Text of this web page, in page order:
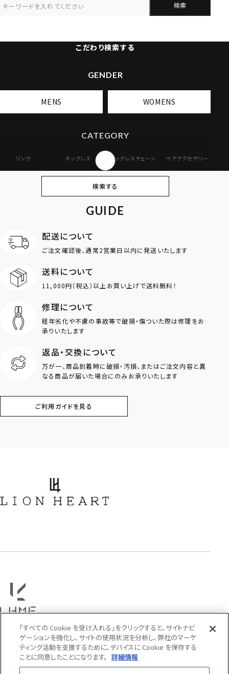
検索
こだわり検索する
GENDER
MENS WOMENS
CATEGORY
リング ネックレス ネックレスチェーン ペアアクセサリー
オンラインストア
ギフトボックス
MOTIF
ダブルリング
ロゴ
クラウン
フラワー
検索する
GUIDE
配送について
ご注文確認後、通常2営業日以内に発送いたします
送料について
11,000円（税込）以上お買い上げで送料無料！
修理について
経年劣化や不慮の事故等で破損・傷ついた際は修理をお
承りいたします
返品・交換について
万が一、商品到着時に破損・汚損、またはご注文内容と異
なる商品が届いた場合にのみお承りいたします
ご利用ガイドを見る
「すべての Cookie を受け入れる」をクリックすると、サイトナビ
ゲーションを強化し、サイトの使用状況を分析し、弊社のマーケ
ティング活動を支援するために、デバイスに Cookie を保存する
ことに同意したことになります。
詳細情報